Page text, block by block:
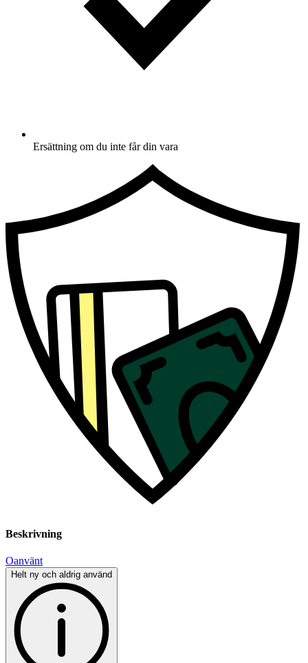
Ersättning om du inte får din vara
Beskrivning
Oanvänt
Helt ny och aldrig använd